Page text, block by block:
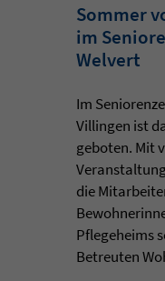
Sommer
im
Welvert
Im
Villingen ist
geboten. Mit
die
Pflegeheims
Betreuten